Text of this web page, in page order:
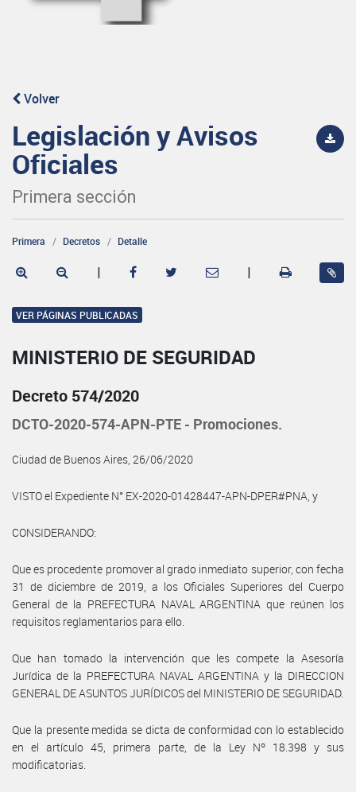
Volver
Legislación y Avisos
Oficiales
Primera sección
Primera Decretos Detalle
| |
VER PÁGINAS PUBLICADAS
MINISTERIO DE SEGURIDAD
Decreto 574/2020
DCTO-2020-574-APN-PTE - Promociones.
Ciudad de Buenos Aires, 26/06/2020
VISTO el Expediente N° EX-2020-01428447-APN-DPER#PNA, y
CONSIDERANDO:
Que es procedente promover al grado inmediato superior, con fecha
31 de diciembre de 2019, a los Oficiales Superiores del Cuerpo
General de la PREFECTURA NAVAL ARGENTINA que reúnen los
requisitos reglamentarios para ello.
Que han tomado la intervención que les compete la Asesoría
Jurídica de la PREFECTURA NAVAL ARGENTINA y la DIRECCION
GENERAL DE ASUNTOS JURÍDICOS del MINISTERIO DE SEGURIDAD.
Que la presente medida se dicta de conformidad con lo establecido
en el artículo 45, primera parte, de la Ley Nº 18.398 y sus
modificatorias.